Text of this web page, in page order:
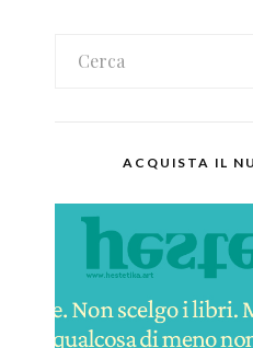
ACQUISTA IL